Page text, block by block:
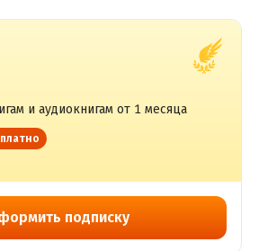
и аудиокнигам от 1 месяца
подписку